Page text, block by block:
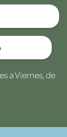
a Viernes, de